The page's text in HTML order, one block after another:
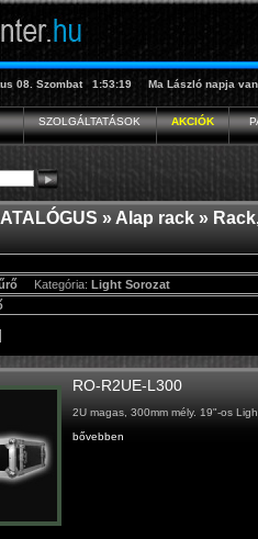
08. Szombat1:53:19Ma László napja
SZOLGÁLTATÁSOK AKCIÓK
» Alap rack »
Kategória: Light Sorozat
RO-R2UE-L300
2U magas, 300mm mély. 19"-os
bővebben